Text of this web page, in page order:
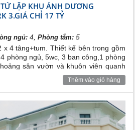
LẬP KHU ÁNH DƯƠNG
3.GIÁ CHỈ 17 TỶ
ngủ: 4,Phòng tắm: 5
x 4 tâng+tum. Thiết kế bên trong gồm
phòng ngủ, 5wc, 3 ban công,1 phòng
sân vườn và khuôn viên quanh
theo CĐT)
Thêm vào giỏ hàng